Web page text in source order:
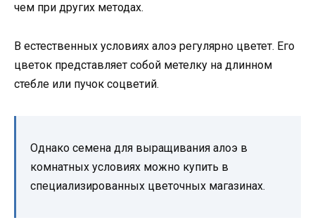
чем при других методах.
В естественных условиях алоэ регулярно цветет. Его
цветок представляет собой метелку на длинном
стебле или пучок соцветий.
Однако семена для выращивания алоэ в
комнатных условиях можно купить в
специализированных цветочных магазинах.